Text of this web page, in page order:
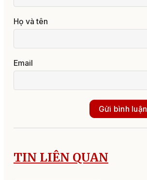
Họ và tên
Email
Gửi bình luận
TIN LIÊN QUAN